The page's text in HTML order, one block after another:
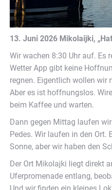
13. Juni 2026 Mikolaijki,
Wir wachen 8:30 Uhr auf. Es
Wetter App gibt keine
regnen. Eigentlich wollen wir
Aber es ist hoffnungslos.
beim Kaffee und warten.
Dann gegen Mittag laufen
Pedes. Wir laufen in den Ort.
Sonne, aber wir haben den
Der Ort Mikolajki liegt direkt
Uferpromenade entlang,